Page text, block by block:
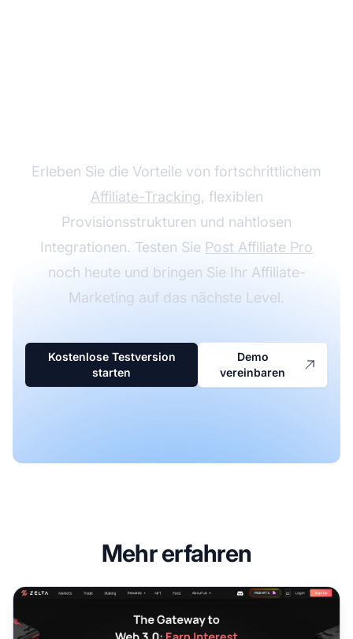
Erleben Sie die Vorteile von fortschrittlichem
Affiliate-Tracking, flexiblen
Provisionsstrukturen und nahtlosen
Integrationen. Testen Sie Post Affiliate Pro
noch heute und bringen Sie Ihr Affiliate-
Marketing auf das nächste Level.
Kostenlose Testversion
starten
Demo
vereinbaren
Mehr erfahren
Zelta Affiliate-Programm